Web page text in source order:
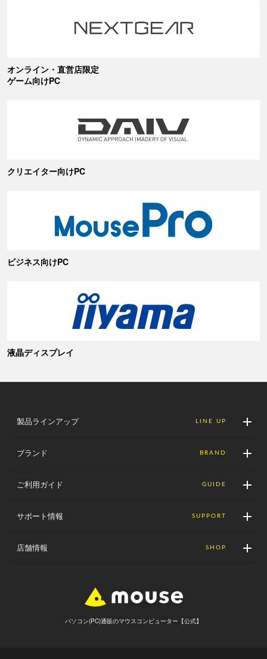
オンライン・直営店限定
ゲーム向けPC
クリエイター向けPC
ビジネス向けPC
液晶ディスプレイ
製品ラインアップ LINE UP
ブランド BRAND
ご利用ガイド GUIDE
サポート情報 SUPPORT
店舗情報 SHOP
パソコン(PC)通販のマウスコンピューター【公式】